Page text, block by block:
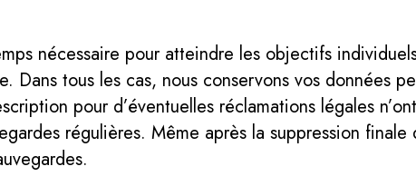
nécessaire pour atteindre les objectifs
tous les cas, nous conservons vos données
pour d’éventuelles réclamations légales
régulières. Même après la suppression